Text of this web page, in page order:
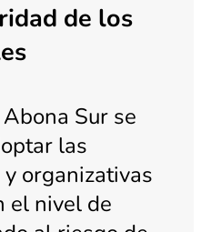
de los
Sur se
las
organizativas
el nivel de